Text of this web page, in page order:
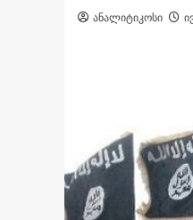
ანალიტიკოსი